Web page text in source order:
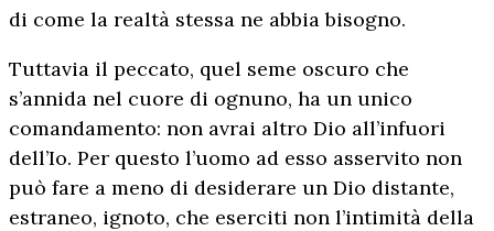
di come la realtà stessa ne abbia bisogno.
Tuttavia il peccato, quel seme oscuro che
s’annida nel cuore di ognuno, ha un unico
comandamento: non avrai altro Dio all’infuori
dell’Io. Per questo l’uomo ad esso asservito non
può fare a meno di desiderare un Dio distante,
estraneo, ignoto, che eserciti non l’intimità della